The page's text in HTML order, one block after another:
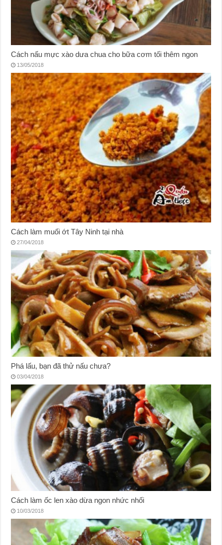
Cách nấu mực xào dưa chua cho bữa cơm tối thêm ngon
13/05/2018
Cách làm muối ớt Tây Ninh tại nhà
27/04/2018
Phá lấu, bạn đã thử nấu chưa?
03/04/2018
Cách làm ốc len xào dừa ngon nhức nhối
10/03/2018